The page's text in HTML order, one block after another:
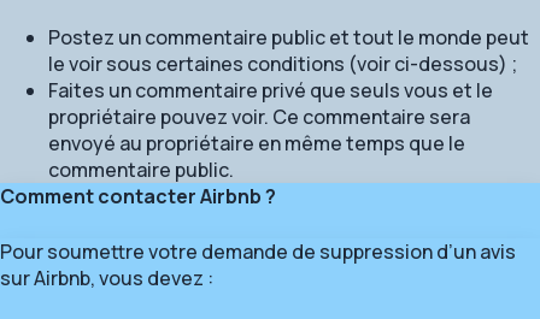
Postez un commentaire public et tout le monde peut
le voir sous certaines conditions (voir ci-dessous) ;
Faites un commentaire privé que seuls vous et le
propriétaire pouvez voir. Ce commentaire sera
envoyé au propriétaire en même temps que le
commentaire public.
Comment contacter Airbnb ?
Pour soumettre votre demande de suppression d’un avis
sur Airbnb, vous devez :